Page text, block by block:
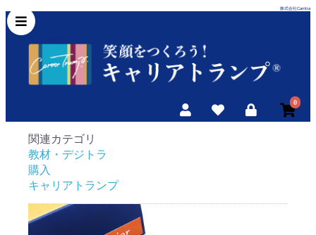
株式会社Carritra
0
関連カテゴリ
教材・デジトラ
購入
キャリアトランプ